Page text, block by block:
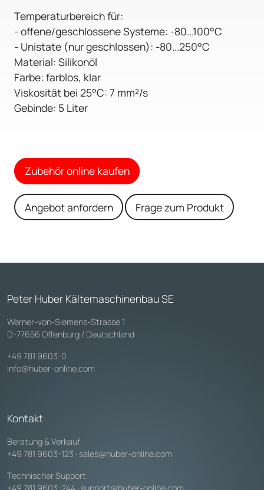
Temperaturbereich für:
- offene/geschlossene Systeme: -80...100°C
- Unistate (nur geschlossen): -80...250°C
Material: Silikonöl
Farbe: farblos, klar
Viskosität bei 25°C: 7 mm²/s
Gebinde: 5 Liter
Zubehör online kaufen
Angebot anfordern Frage zum Produkt
Peter Huber Kältemaschinenbau SE
Werner-von-Siemens-Strasse 1
D-77656 Offenburg / Deutschland
+49 781 9603-0
info@huber-online.com
Kontakt
Beratung & Verkauf
+49 781 9603-123 · sales@huber-online.com
Technischer Support